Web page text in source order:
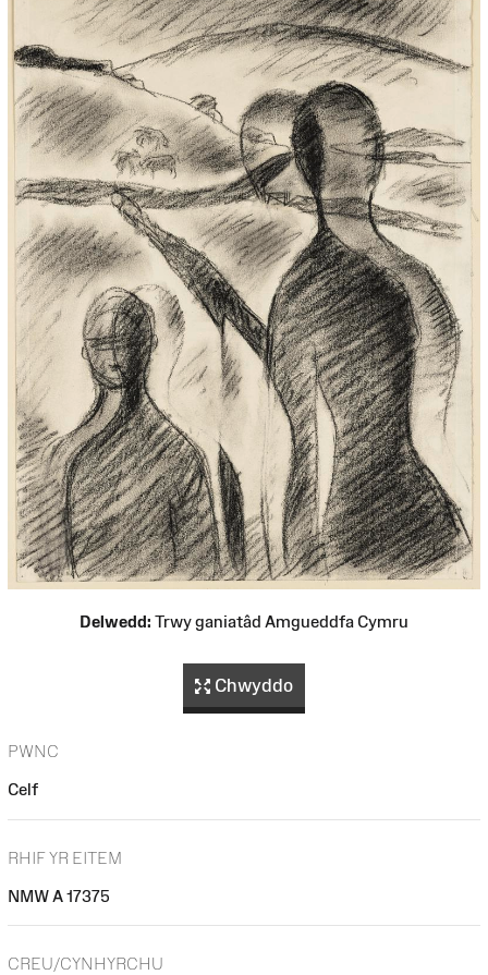
Delwedd: Trwy ganiatâd Amgueddfa Cymru
Chwyddo
PWNC
Celf
RHIF YR EITEM
NMW A 17375
CREU/CYNHYRCHU